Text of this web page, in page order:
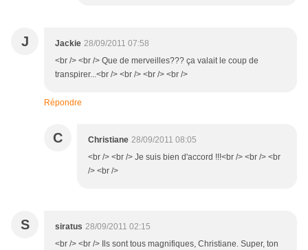
J Jackie 28/09/2011 07:58
<br /> <br /> Que de merveilles??? ça valait le coup de
transpirer...<br /> <br /> <br /> <br />
Répondre
C Christiane 28/09/2011 08:05
<br /> <br /> Je suis bien d'accord !!!<br /> <br /> <br
/> <br />
S siratus 28/09/2011 02:15
<br /> <br /> Ils sont tous magnifiques, Christiane. Super, ton